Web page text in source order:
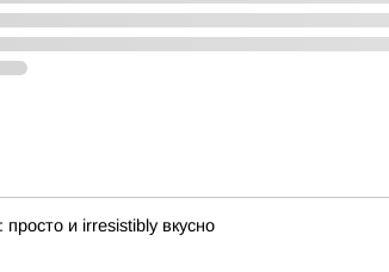
и irresistibly вкусно